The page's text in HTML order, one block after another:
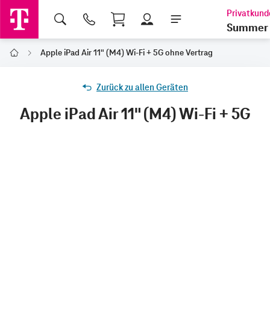
Shopping Cart
Summer
Home Apple iPad Air 11" (M4) Wi-Fi + 5G ohne Vertrag
Zurück zu allen Geräten
Apple iPad Air 11" (M4) Wi-Fi + 5G